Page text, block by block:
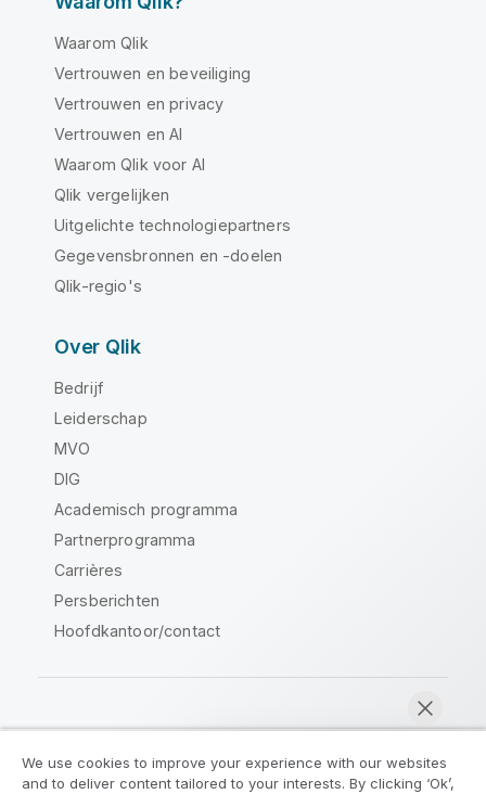
Waarom Qlik
Vertrouwen en beveiliging
Vertrouwen en privacy
Vertrouwen en AI
Waarom Qlik voor AI
Qlik vergelijken
Uitgelichte technologiepartners
Gegevensbronnen en -doelen
Qlik-regio's
Over Qlik
Bedrijf
Leiderschap
MVO
DIG
Academisch programma
Partnerprogramma
Carrières
Persberichten
Hoofdkantoor/contact
We use cookies to improve your experience with our websites
and to deliver content tailored to your interests. By clicking ‘Ok’,